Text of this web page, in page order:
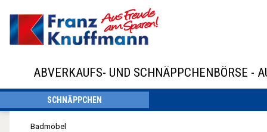
ABVERKAUFS- UND SCHNÄPPCHENBÖRSE -
SCHNÄPPCHEN
Badmöbel